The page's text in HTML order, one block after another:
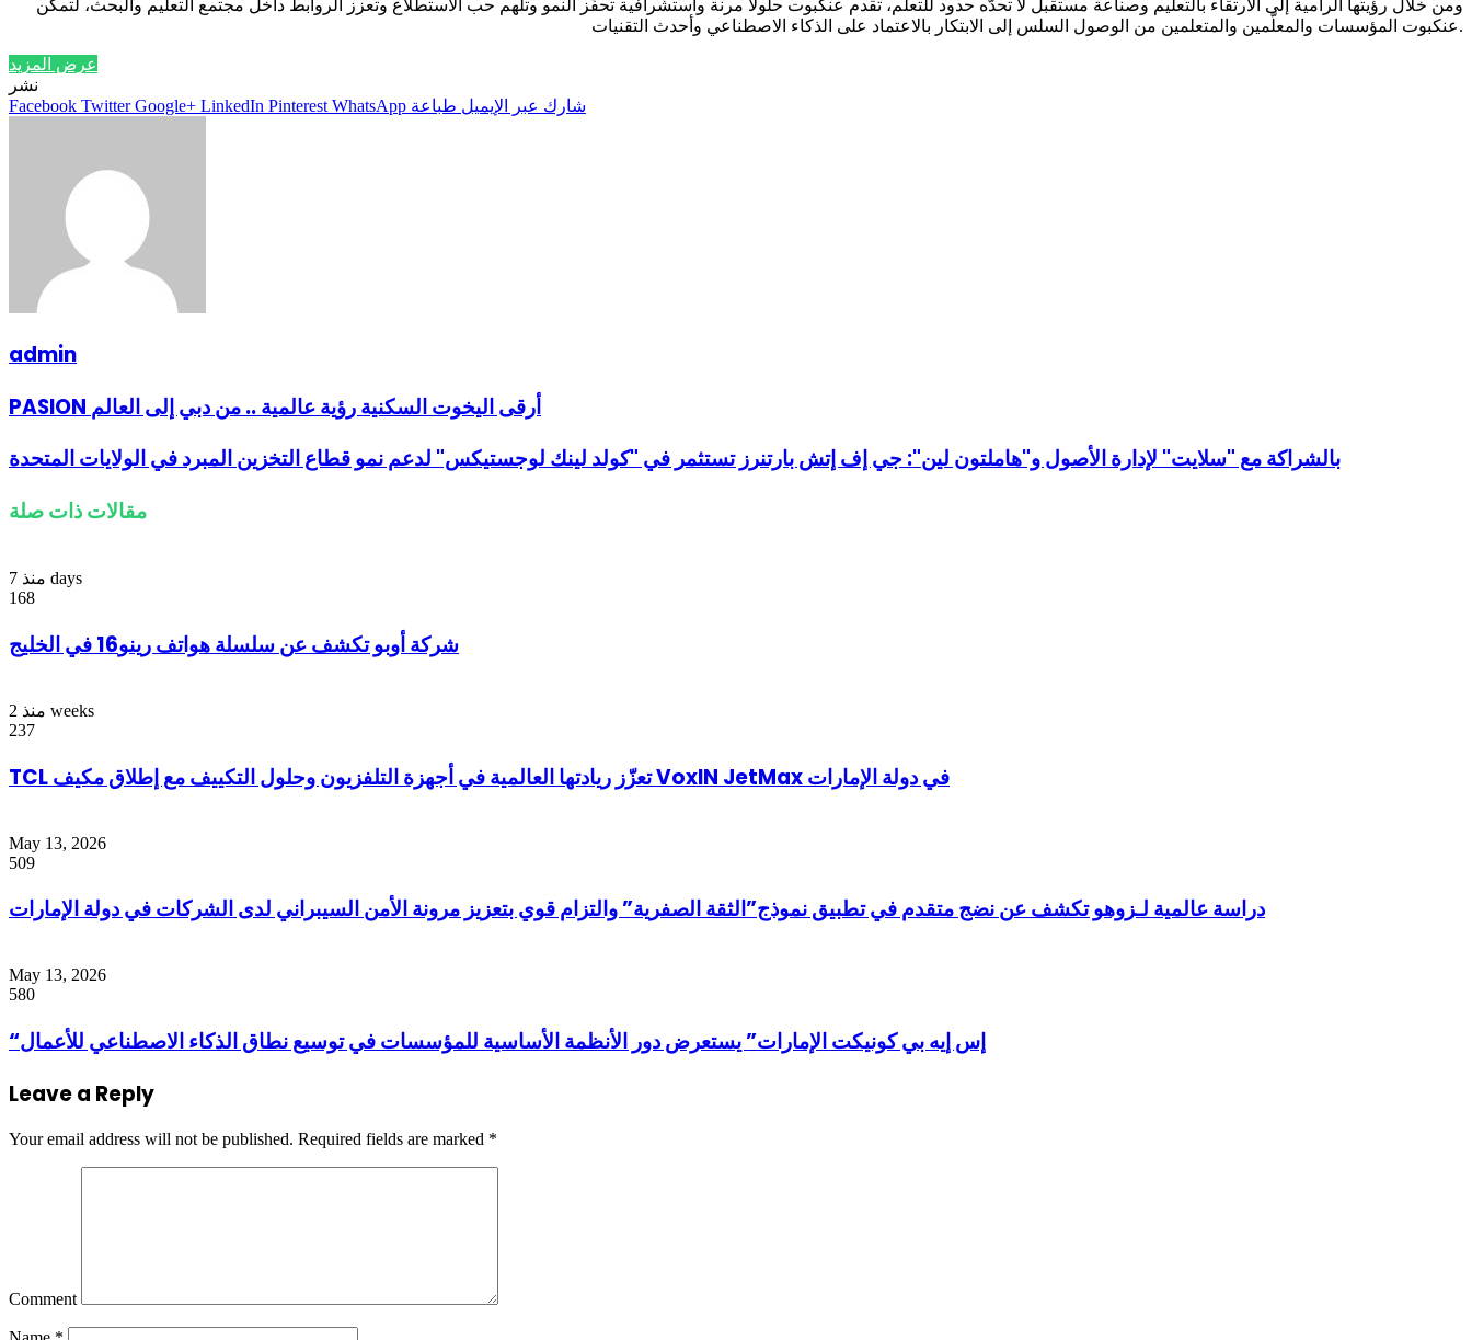
ومن خلال رؤيتها الرامية إلى الارتقاء بالتعليم وصناعة مستقبل لا تحدّه حدود للتعلّم، تقدم عنكبوت حلولاً مرنة واستشرافية تحفّز النمو وتلهم حب الاستطلاع وتعزز الروابط داخل مجتمع التعليم والبحث، لتمكّن
عنكبوت المؤسسات والمعلّمين والمتعلمين من الوصول السلس إلى الابتكار بالاعتماد على الذكاء الاصطناعي وأحدث التقنيات.
عرض المزيد
نشر
Facebook Twitter Google+ LinkedIn Pinterest WhatsApp شارك عبر الإيميل طباعة
admin
PASION أرقى اليخوت السكنية رؤية عالمية .. من دبي إلى العالم
بالشراكة مع "سلايت" لإدارة الأصول و"هاملتون لين": جي إف إتش بارتنرز تستثمر في "كولد لينك لوجستيكس" لدعم نمو قطاع التخزين المبرد في الولايات المتحدة
مقالات ذات صلة
منذ 7 days
168
شركة أوبو تكشف عن سلسلة هواتف رينو16 في الخليج
منذ 2 weeks
237
TCL تعزّز ريادتها العالمية في أجهزة التلفزيون وحلول التكييف مع إطلاق مكيف VoxIN JetMax في دولة الإمارات
May 13, 2026
509
دراسة عالمية لـزوهو تكشف عن نضج متقدم في تطبيق نموذج”الثقة الصفرية” والتزام قوي بتعزيز مرونة الأمن السيبراني لدى الشركات في دولة الإمارات
May 13, 2026
580
“إس إيه بي كونيكت الإمارات” يستعرض دور الأنظمة الأساسية للمؤسسات في توسيع نطاق الذكاء الاصطناعي للأعمال
Leave a Reply
Your email address will not be published. Required fields are marked *
Comment